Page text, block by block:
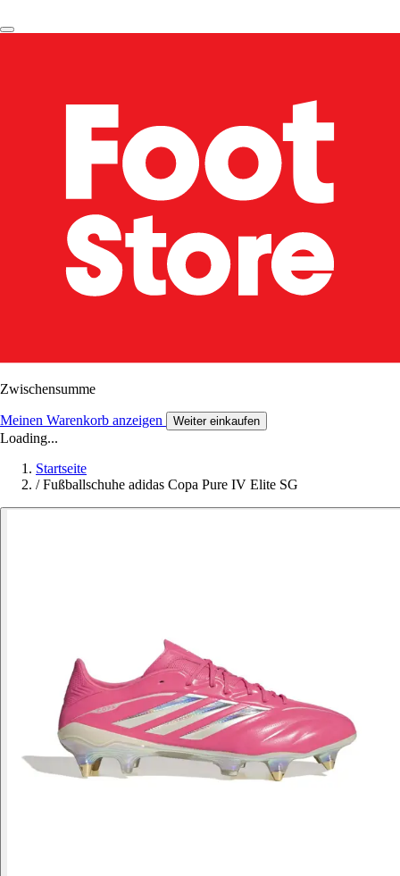
Zwischensumme
Meinen Warenkorb anzeigen Weiter einkaufen
Loading...
Startseite
/ Fußballschuhe adidas Copa Pure IV Elite SG